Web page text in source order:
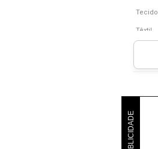
Tecido
Têxtil
PUBLICIDADE